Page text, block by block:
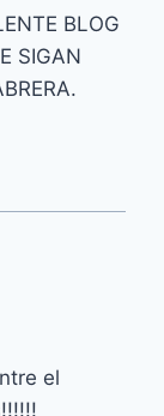
BLOG
SIGAN
el